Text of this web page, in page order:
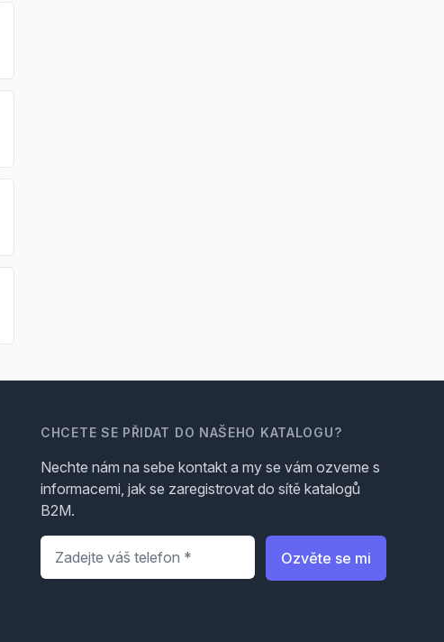
CHCETE SE PŘIDAT DO NAŠEHO KATALOGU?
Nechte nám na sebe kontakt a my se vám ozveme s
informacemi, jak se zaregistrovat do sítě katalogů
B2M.
Telefon
Ozvěte se mi